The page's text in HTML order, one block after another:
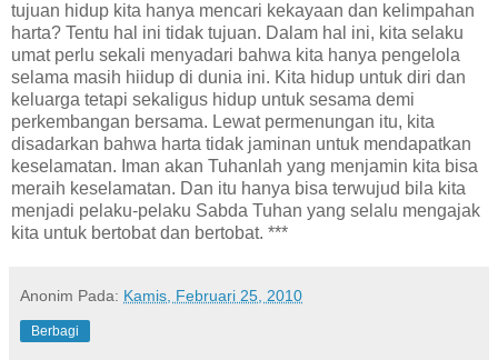
tujuan hidup kita hanya mencari kekayaan dan kelimpahan
harta? Tentu hal ini tidak tujuan. Dalam hal ini, kita selaku
umat perlu sekali menyadari bahwa kita hanya pengelola
selama masih hiidup di dunia ini. Kita hidup untuk diri dan
keluarga tetapi sekaligus hidup untuk sesama demi
perkembangan bersama. Lewat permenungan itu, kita
disadarkan bahwa harta tidak jaminan untuk mendapatkan
keselamatan. Iman akan Tuhanlah yang menjamin kita bisa
meraih keselamatan. Dan itu hanya bisa terwujud bila kita
menjadi pelaku-pelaku Sabda Tuhan yang selalu mengajak
kita untuk bertobat dan bertobat. ***
Anonim Pada: Kamis, Februari 25, 2010
Berbagi